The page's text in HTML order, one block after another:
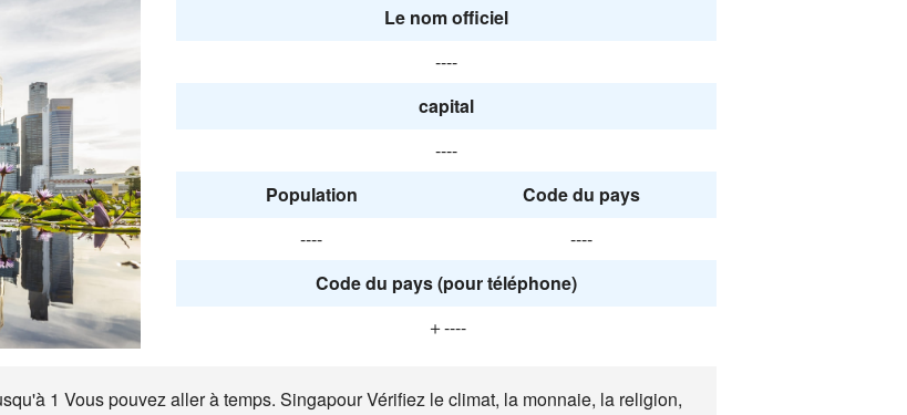
Le nom officiel
----
capital
----
Population
Code du pays
----
----
Code du pays (pour téléphone)
＋----
1 Vous pouvez aller à temps. Singapour Vérifiez le climat, la monnaie, la religion,